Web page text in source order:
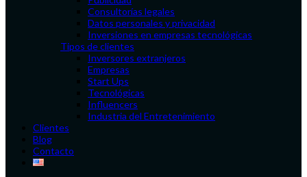
Consultorías legales
Datos personales y privacidad
Inversiones en empresas tecnológicas
Tipos de clientes
Inversores extranjeros
Empresas
Start Ups
Tecnológicas
Influencers
Industria del Entretenimiento
Clientes
Blog
Contacto